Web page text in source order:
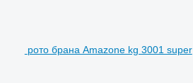
рото брана Amazone kg 3001 super